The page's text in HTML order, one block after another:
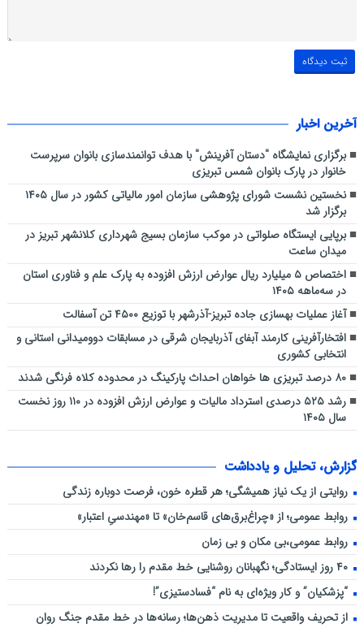
آخرین اخبار
برگزاری نمایشگاه "دستان آفرینش" با هدف توانمندسازی بانوان سرپرست
خانوار در پارک بانوان شمس تبریزی
نخستین نشست شورای پژوهشی سازمان امور مالیاتی کشور در سال ۱۴۰۵
برگزار شد
برپایی ایستگاه صلواتی در موکب سازمان بسیج شهرداری کلانشهر تبریز در
میدان ساعت
اختصاص ۵ میلیارد ریال عوارض ارزش افزوده به پارک علم و فناوری استان
در سه‌ماهه ۱۴۰۵
آغاز عملیات بهسازی جاده تبریز-آذرشهر با توزیع ۴۵۰۰ تن آسفالت
افتخارآفرینی کارمند آبفای آذربایجان شرقی در مسابقات دوومیدانی استانی و
انتخابی کشوری
۸۰ درصد تبریزی ها خواهان احداث پارکینگ در محدوده کلاه فرنگی شدند
رشد ۵۲۵ درصدی استرداد مالیات و عوارض ارزش افزوده در ۱۱۰ روز نخست
سال ۱۴۰۵
گزارش، تحلیل و یادداشت
روایتی از یک نیاز همیشگی؛ هر قطره خون، فرصت دوباره زندگی
روابط عمومی؛ از «چراغ‌برق‌های قاسم‌خان» تا «مهندسیِ اعتبار»
روابط عمومی،بی مکان و بی زمان
۴۰ روز ایستادگی؛ نگهبانان روشنایی خط مقدم را رها نکردند
“پزشکیان” و کار ویژه‌ای به نام “فسادستیزی”!
از تحریف واقعیت تا مدیریت ذهن‌ها؛ رسانه‌ها در خط مقدم جنگ روان